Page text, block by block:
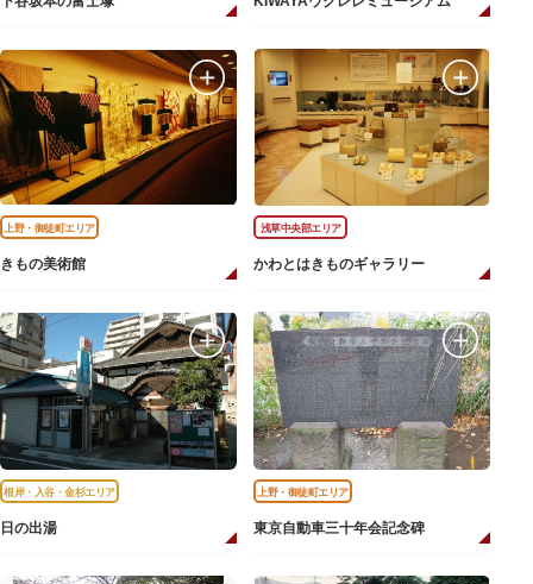
上野・御徒町エリア
きもの美術館
浅草中央部エリア
かわとはきものギャラリー
根岸・入谷・金杉エリア
日の出湯
上野・御徒町エリア
東京自動車三十年会記念碑